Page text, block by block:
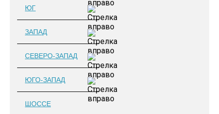
ЮГ
ЗАПАД
СЕВЕРО-ЗАПАД
ЮГО-ЗАПАД
ШОССЕ